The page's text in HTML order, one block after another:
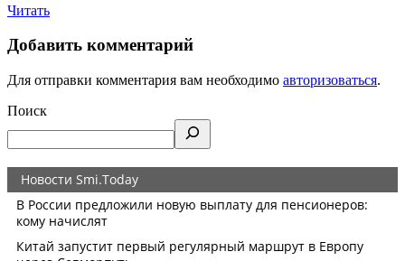
Читать
Добавить комментарий
Для отправки комментария вам необходимо авторизоваться.
Поиск